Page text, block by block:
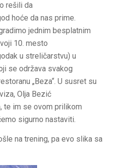
rešili da
hoće da nas prime.
jednim besplatnim
10. mesto
u streličarstvu) u
se održava svakog
„Beza“. U susret su
Olja Bezić
te im se ovom prilikom
sigurno nastaviti.
na trening, pa evo slika sa